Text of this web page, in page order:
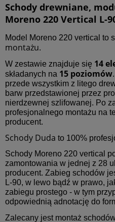
Schody drewniane,
Moreno 220 Vertical L-
Model Moreno 220 vertical to
montażu.
W zestawie znajduje się 14
składanych na 15 poziomów
przede wszystkim z litego
barw przedstawionej przez
nierdzewnej szlifowanej. Po
profesjonalnego montażu na
producent.
Schody Duda to 100%
Schody Moreno 220 vertical
zamontowania w jednej z 28
producent. Zabieg schodów
L-90, w lewo bądź w prawo,
zabiegu prostego - w tym
odpowiednią adnotację do
Zalecany jest montaż